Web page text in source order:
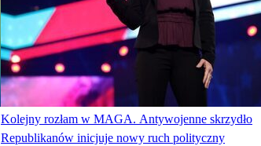
Kolejny rozłam w MAGA. Antywojenne skrzydło
Republikanów inicjuje nowy ruch polityczny